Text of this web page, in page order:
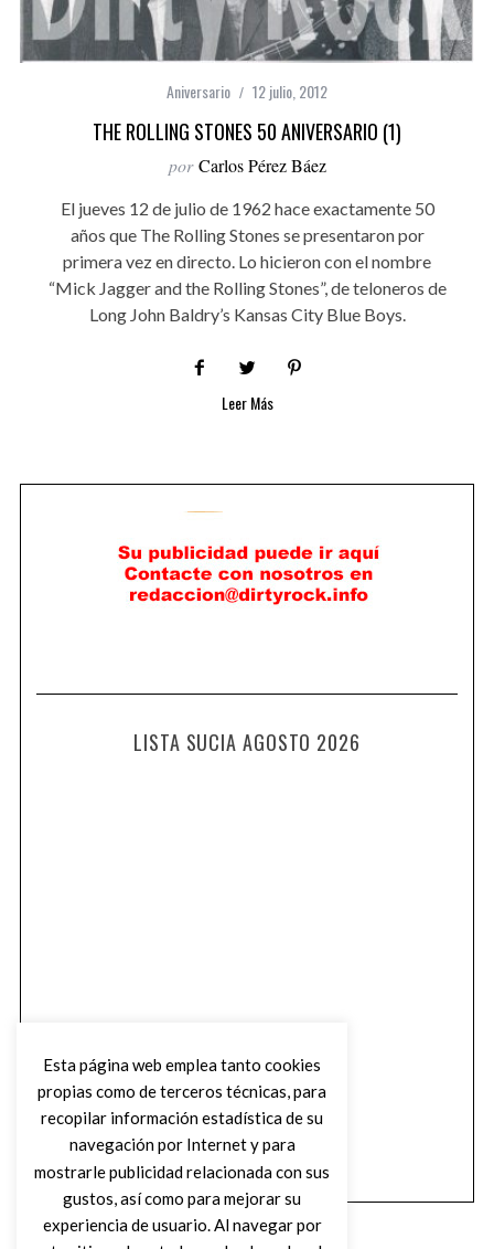
Aniversario 12 julio, 2012
THE ROLLING STONES 50 ANIVERSARIO (1)
por Carlos Pérez Báez
El jueves 12 de julio de 1962 hace exactamente 50
años que The Rolling Stones se presentaron por
primera vez en directo. Lo hicieron con el nombre
“Mick Jagger and the Rolling Stones”, de teloneros de
Long John Baldry’s Kansas City Blue Boys.
Leer Más
LISTA SUCIA AGOSTO 2026
Esta página web emplea tanto cookies
propias como de terceros técnicas, para
recopilar información estadística de su
navegación por Internet y para
mostrarle publicidad relacionada con sus
gustos, así como para mejorar su
experiencia de usuario. Al navegar por